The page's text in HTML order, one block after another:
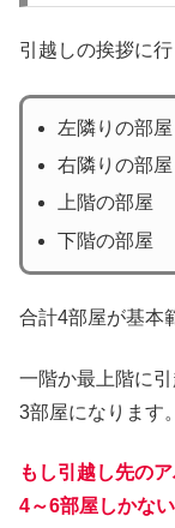
引越しの挨拶に
左隣りの部屋
右隣りの部屋
上階の部屋
下階の部屋
合計4部屋が基本
一階か最上階に
3部屋になります。
もし引越し先の
4～6部屋しかな